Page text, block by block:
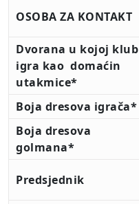
OSOBA ZA KONTAKT
Dvorana u kojoj klub
igra kao domaćin
utakmice*
Boja dresova igrača*
Boja dresova
golmana*
Predsjednik